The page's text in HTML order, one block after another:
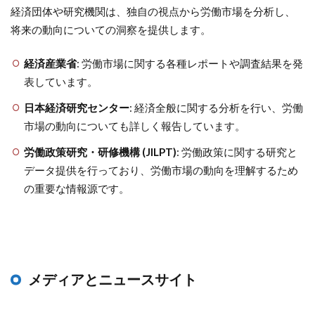
経済団体や研究機関は、独自の視点から労働市場を分析し、
将来の動向についての洞察を提供します。
経済産業省: 労働市場に関する各種レポートや調査結果を発
表しています。
日本経済研究センター: 経済全般に関する分析を行い、労働
市場の動向についても詳しく報告しています。
労働政策研究・研修機構 (JILPT): 労働政策に関する研究と
データ提供を行っており、労働市場の動向を理解するため
の重要な情報源です。
メディアとニュースサイト